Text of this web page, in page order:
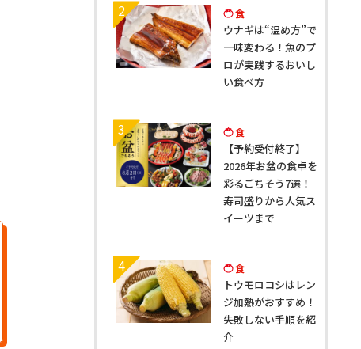
2 食
ウナギは“温め方”で
一味変わる！魚のプ
ロが実践するおいし
い食べ方
3 食
【予約受付終了】
2026年お盆の食卓を
彩るごちそう7選！
寿司盛りから人気ス
イーツまで
4 食
トウモロコシはレン
ジ加熱がおすすめ！
失敗しない手順を紹
介